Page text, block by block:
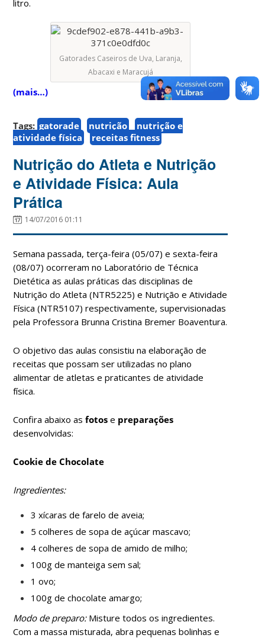
litro.
Gatorades Caseiros de Uva, Laranja,
Abacaxi e Maracujá
(mais…)
Tags: gatorade nutrição
nutrição e
atividade física
receitas fitness
Nutrição do Atleta e Nutrição
e Atividade Física: Aula
Prática
14/07/2016 01:11
Semana passada, terça-feira (05/07) e sexta-feira
(08/07) ocorreram no Laboratório de Técnica
Dietética as aulas práticas das disciplinas de
Nutrição do Atleta (NTR5225) e Nutrição e Atividade
Física (NTR5107) respectivamente, supervisionadas
pela Professora Brunna Cristina Bremer Boaventura.
O objetivo das aulas consistiu na elaboração de
receitas que possam ser utilizadas no plano
alimentar de atletas e praticantes de atividade
física.
Confira abaixo asfotos e preparações
desenvolvidas:
Cookie de Chocolate
Ingredientes:
3 xícaras de farelo de aveia;
5 colheres de sopa de açúcar mascavo;
4 colheres de sopa de amido de milho;
100g de manteiga sem sal;
1 ovo;
100g de chocolate amargo;
Modo de preparo:Misture todos os ingredientes.
Com a massa misturada, abra pequenas bolinhas e